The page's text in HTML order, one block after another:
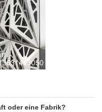
oder eine Fabrik?